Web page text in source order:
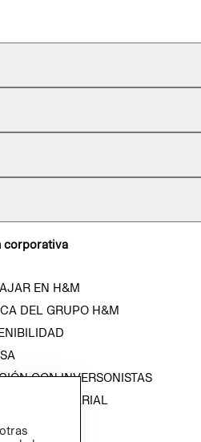
corporativa
EN H&M
DEL GRUPO H&M
CON INVERSONISTAS
EMPRESARIAL